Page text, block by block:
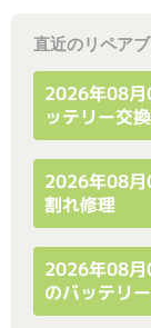
直近のリペア
2026年08
ッテリー交
2026年08月
割れ修理
2026年08
のバッテリ